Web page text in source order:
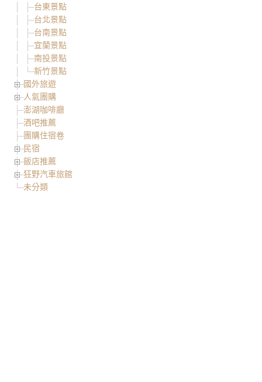
台東景點
台北景點
台南景點
宜蘭景點
南投景點
新竹景點
國外旅遊
人氣團購
澎湖咖啡廳
酒吧推薦
團購住宿卷
民宿
飯店推薦
狂野汽車旅館
未分類